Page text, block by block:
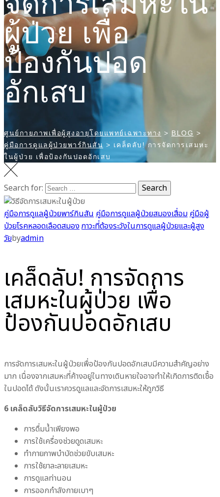
ผู้ป่วย เพื่อ
ป้องกันปอด
อักเสบ
ศูนย์กายภาพเพื่อผู้สูงอายุโดยแพทย์เฉพาะทาง > BLOG >
คู่มือการดูแลผู้ป่วยพาร์กินสัน > เคล็ดลับ! การจัดการเสมหะ
ในผู้ป่วย เพื่อป้องกันปอดอักเสบ
Search for: Search
คู่มือการดูแลผู้ป่วยพาร์กินสัน คู่มือการดูแลผู้ป่วยสมองเสื่อม คู่มือผู้
ป่วยโรคหลอดเลือดสมองภาวะที่ต้องระวังในการดูแลผู้ป่วยและผู้สูง
วัยbyadmin
เคล็ดลับ! การจัดการ
เสมหะในผู้ป่วย เพื่อ
ป้องกันปอดอักเสบ
การจัดการเสมหะในผู้ป่วยเพื่อป้องกันปอดอักเสบมีความสำคัญอย่าง
มาก เนื่องจากเสมหะที่ค้างอยู่ในทางเดินหายใจอาจทำให้เกิดการติดเชื้อ
ในปอดได้ ดังนั้นเราควรดูแลและจัดการเสมหะให้ถูกวิธี
6 เคล็ดลับวิธีจัดการเสมหะในผู้ป่วย
การดื่มน้ำเพียงพอ
การใช้เครื่องช่วยดูดเสมหะ
ทำกายภาพบำบัดช่วยขับเสมหะ
การใช้ยาละลายเสมหะ
การดูแลท่านอน
การออกกำลังกายเบาๆ